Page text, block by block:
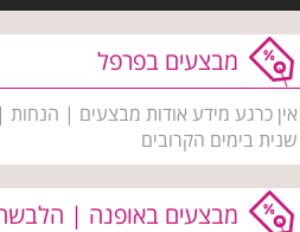
מבצעים בפרפל
אין כרגע מידע אודות מבצעים | הנחות
שנית בימים הקרובים
מבצעים באופנה |